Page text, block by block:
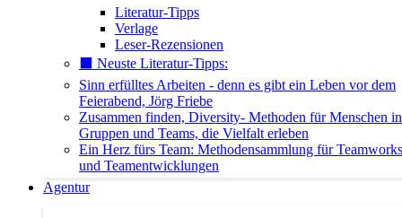
Literatur-Tipps
Verlage
Leser-Rezensionen
⬛️ Neuste Literatur-Tipps:
Sinn erfülltes Arbeiten - denn es gibt ein Leben vor dem
Feierabend, Jörg Friebe
Zusammen finden, Diversity- Methoden für Menschen in
Gruppen und Teams, die Vielfalt erleben
Ein Herz fürs Team: Methodensammlung für
und Teamentwicklungen
Agentur